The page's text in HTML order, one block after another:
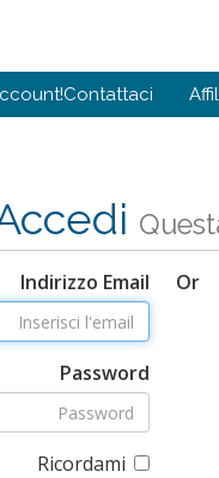
Contattaci!
Or
Indirizzo Email
Password
Ricordami